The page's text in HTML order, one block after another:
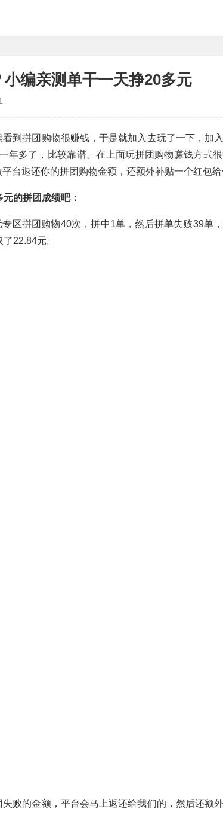
编亲测单干一天挣20多元
到拼团购物很赚钱，于是就加入去玩了一下，加
年多了，比较靠谱。在上面玩拼团购物赚钱方式
台退还你的拼团购物金额，还额外补贴一个红包给
的拼团成绩吧：
区拼团购物40次，拼中1单，然后拼单失败39单
22.84元。
败的金额，平台会马上返还给我们的，然后还额